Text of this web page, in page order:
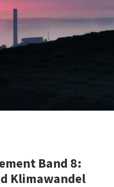
Band 8:
Klimawandel